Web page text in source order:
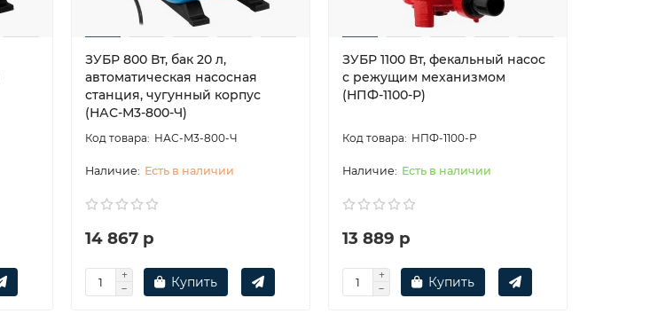
ЗУБР 800 Вт, бак 20 л,
автоматическая насосная
станция, чугунный корпус
(НАС-М3-800-Ч)
НАС-М3-800-Ч
Есть в наличии
14 867 р
Купить
ЗУБР 1100 Вт, фекальный насос
с режущим механизмом
(НПФ-1100-Р)
НПФ-1100-Р
Есть в наличии
13 889 р
Купить